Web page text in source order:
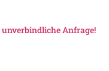
unverbindliche Anfrage!